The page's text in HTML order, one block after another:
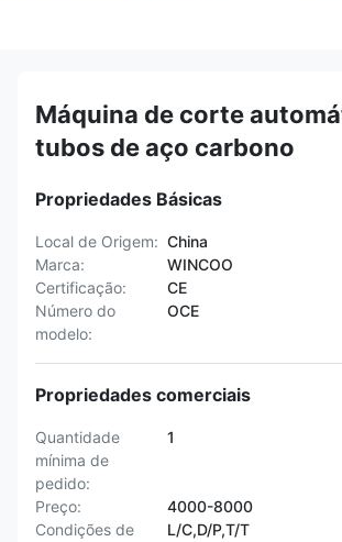
Máquina de corte
tubos de aço carbono
Propriedades Básicas
Local de Origem: China
Marca:
WINCOO
Certificação:
CE
Número do
modelo:
OCE
Propriedades comerciais
Quantidade
mínima de
pedido:
1
Preço:
4000-8000
Condições de
L/C,D/P,T/T